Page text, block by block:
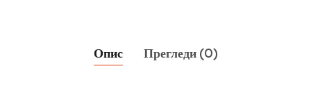
Опис Прегледи (0)